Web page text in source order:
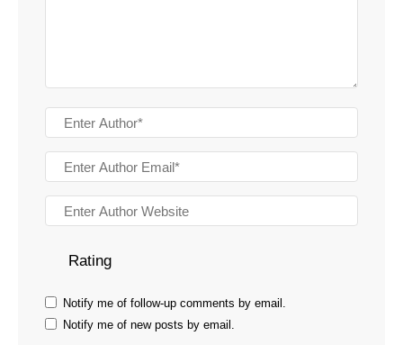
Rating
Notify me of follow-up comments by email.
Notify me of new posts by email.